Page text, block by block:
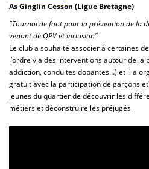
As Ginglin Cesson (Ligue Bretagne)
"Tournoi de foot pour la prévention de la
venant de QPV et inclusion"
Le club a souhaité associer à certaines
l’ordre via des interventions autour de
addiction, conduites dopantes…) et il a
gratuit avec la participation de garçons
jeunes du quartier de découvrir les
métiers et déconstruire les préjugés.